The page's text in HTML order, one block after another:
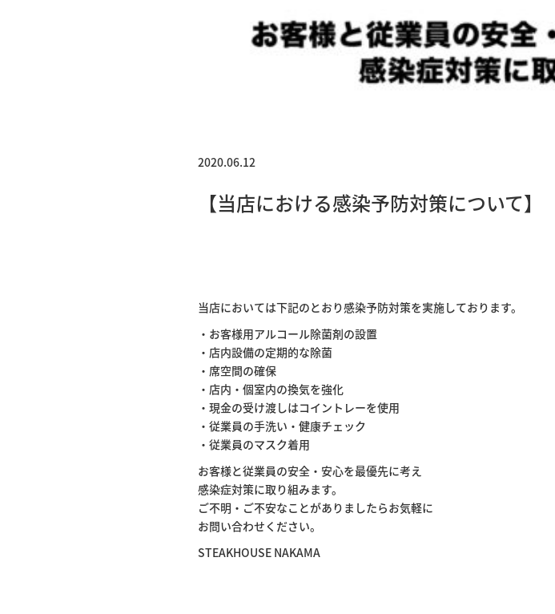
2020.06.12
【当店における感染予防対策について】
当店においては下記のとおり感染予防対策を実施しております。
・お客様用アルコール除菌剤の設置
・店内設備の定期的な除菌
・席空間の確保
・店内・個室内の換気を強化
・現金の受け渡しはコイントレーを使用
・従業員の手洗い・健康チェック
・従業員のマスク着用
お客様と従業員の安全・安心を最優先に考え
感染症対策に取り組みます。
ご不明・ご不安なことがありましたらお気軽に
お問い合わせください。
STEAKHOUSE NAKAMA